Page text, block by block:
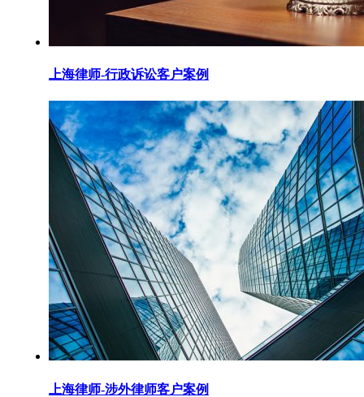
上海律师-行政诉讼客户案例
上海律师-涉外律师客户案例